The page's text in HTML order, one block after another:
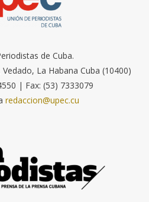
de Cuba.
La Habana Cuba (10400)
| Fax: (53) 7333079
redaccion@upec.cu